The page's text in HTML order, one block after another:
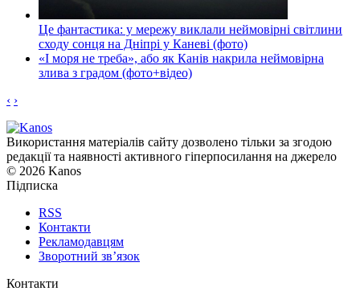
Це фантастика: у мережу виклали неймовірні світлини
сходу сонця на Дніпрі у Каневі (фото)
«І моря не треба», або як Канів накрила неймовірна
злива з градом (фото+відео)
‹ ›
Використання матеріалів сайту дозволено тільки за згодою
редакції та наявності активного гіперпосилання на джерело
© 2026 Kanos
Підписка
RSS
Контакти
Рекламодавцям
Зворотний зв’язок
Контакти